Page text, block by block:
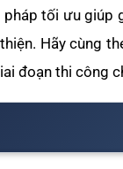
pháp tối ưu giúp
Hãy cùng
đoạn thi công